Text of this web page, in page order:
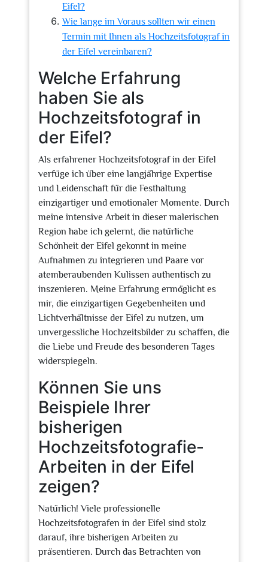
Eifel?
Wie lange im Voraus sollten wir einen
Termin mit Ihnen als Hochzeitsfotograf in
der Eifel vereinbaren?
Welche Erfahrung
haben Sie als
Hochzeitsfotograf in
der Eifel?
Als erfahrener Hochzeitsfotograf in der Eifel
verfüge ich über eine langjährige Expertise
und Leidenschaft für die Festhaltung
einzigartiger und emotionaler Momente. Durch
meine intensive Arbeit in dieser malerischen
Region habe ich gelernt, die natürliche
Schönheit der Eifel gekonnt in meine
Aufnahmen zu integrieren und Paare vor
atemberaubenden Kulissen authentisch zu
inszenieren. Meine Erfahrung ermöglicht es
mir, die einzigartigen Gegebenheiten und
Lichtverhältnisse der Eifel zu nutzen, um
unvergessliche Hochzeitsbilder zu schaffen, die
die Liebe und Freude des besonderen Tages
widerspiegeln.
Können Sie uns
Beispiele Ihrer
bisherigen
Hochzeitsfotografie-
Arbeiten in der Eifel
zeigen?
Natürlich! Viele professionelle
Hochzeitsfotografen in der Eifel sind stolz
darauf, ihre bisherigen Arbeiten zu
präsentieren. Durch das Betrachten von